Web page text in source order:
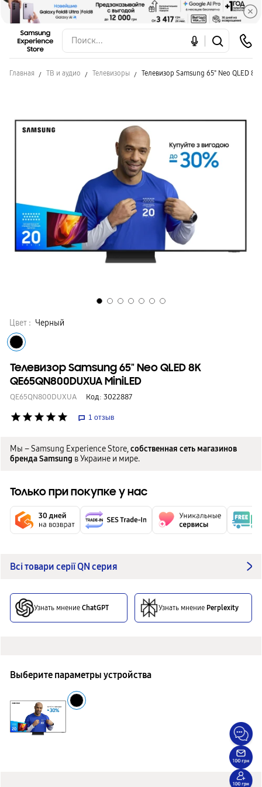
Главная ТВ и аудио Телевизоры Телевизор Samsung 65" Neo QLED
Цвет : Черный
Телевизор Samsung 65" Neo QLED 8K
QE65QN800DUXUA MiniLED
QE65QN800DUXUA Код: 3022887
star star star star star 1 отзыв
Мы – Samsung Experience Store,собственная сеть магазинов
бренда Samsung в Украине и мире.
Только при покупке у нас
Всі товари серії QN серия
Узнать мнение ChatGPT Узнать мнение Perplexity
Выберите параметры устройства